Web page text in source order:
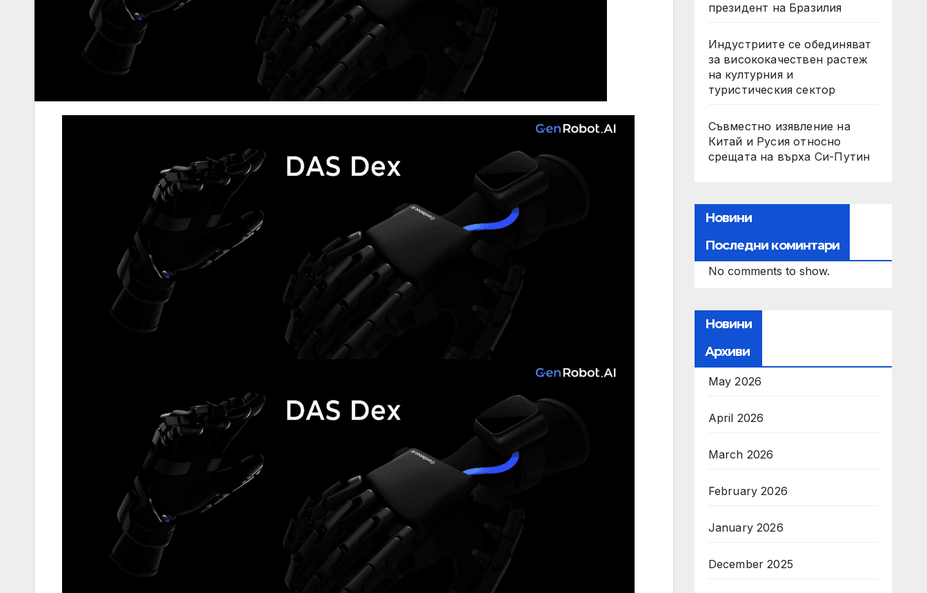
президент на Бразилия
Индустриите се обединяват
за висококачествен растеж
на културния и
туристическия сектор
Съвместно изявление на
Китай и Русия относно
срещата на върха Си-Путин
Новини
Последни коминтари
No comments to show.
Новини
Архиви
May 2026
April 2026
March 2026
February 2026
January 2026
December 2025